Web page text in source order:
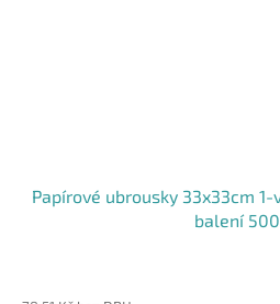
Papírové ubrousky 33x33cm 1-
balení